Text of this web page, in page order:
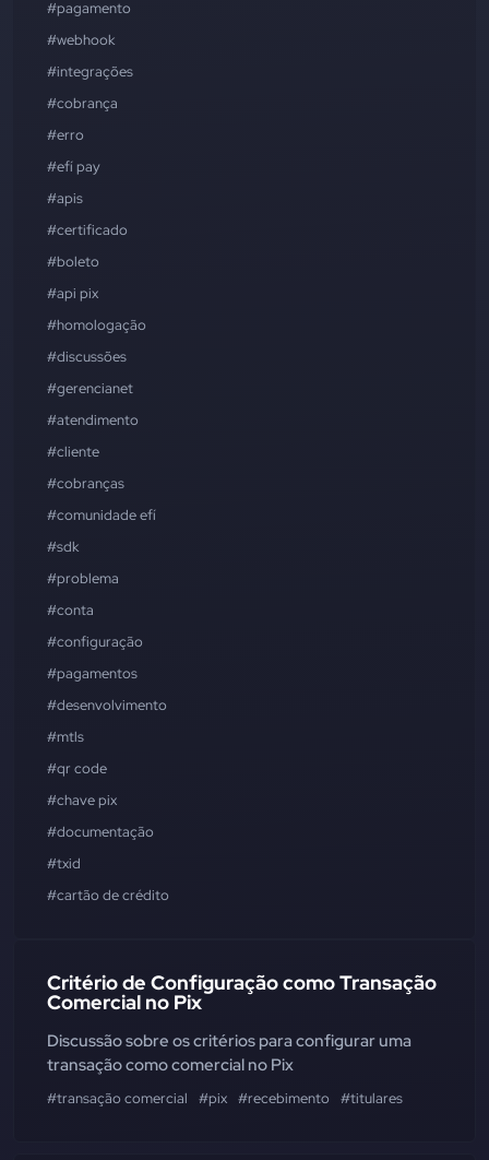
#pagamento
#webhook
#integrações
#cobrança
#erro
#efí pay
#apis
#certificado
#boleto
#api pix
#homologação
#discussões
#gerencianet
#atendimento
#cliente
#cobranças
#comunidade efí
#sdk
#problema
#conta
#configuração
#pagamentos
#desenvolvimento
#mtls
#qr code
#chave pix
#documentação
#txid
#cartão de crédito
Critério de Configuração como Transação
Comercial no Pix
Discussão sobre os critérios para configurar uma
transação como comercial no Pix
#transação comercial #pix #recebimento #titulares